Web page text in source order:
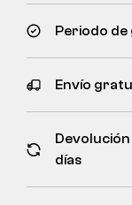
Periodo de
Envío
días